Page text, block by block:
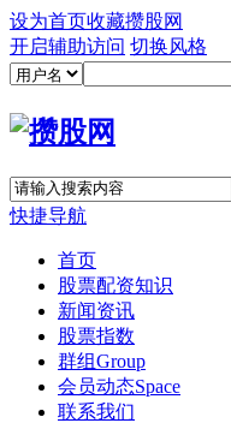
设为首页收藏攒股网
开启辅助访问 切换风格
快捷导航
首页
股票配资知识
新闻资讯
股票指数
群组Group
会员动态Space
联系我们